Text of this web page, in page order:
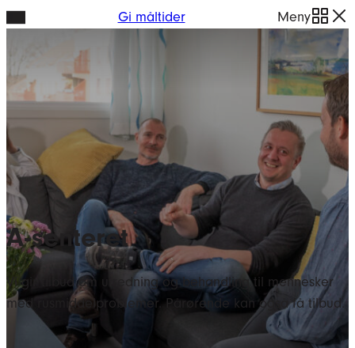
Hopp
innhold
Gi måltider Meny
A-senteret
Vi gir tilbud om utredning og behandling til mennesker
med rusmiddelproblemer. Pårørende kan også få tilbud.